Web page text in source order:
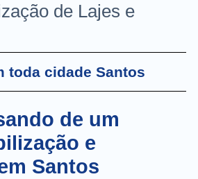
de Lajes e
toda cidade Santos
de um
e
Santos